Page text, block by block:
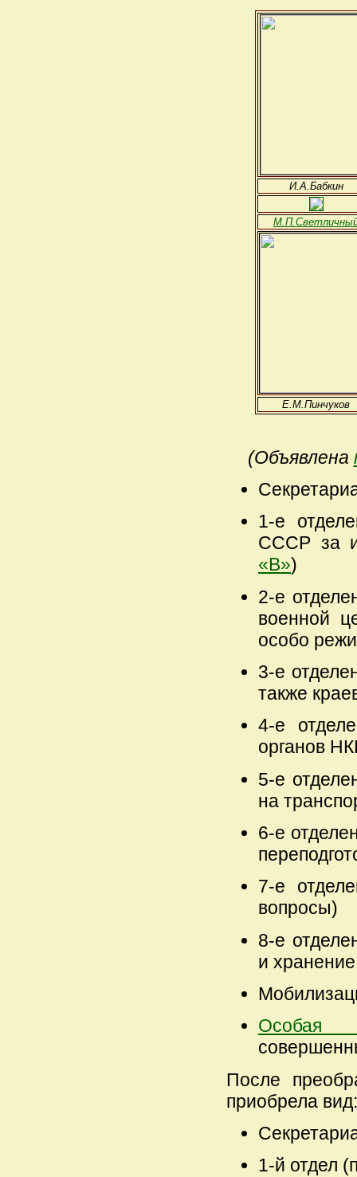
И.А.Бабкин
Е.М.Пинчуков
(Объявлена
1-е
СССР за
«В»)
2-е
военной
особо
3-е
также
4-е
органов
5-е
на
6-е
7-е
вопросы)
8-е
и
Особая
После
приобрела вид:
1-й отдел